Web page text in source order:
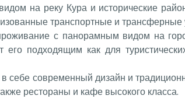
на реку Кура и исторические
транспортные и трансферные
с панорамным видом на
подходящим как для
себе современный дизайн и
рестораны и кафе высокого класса.